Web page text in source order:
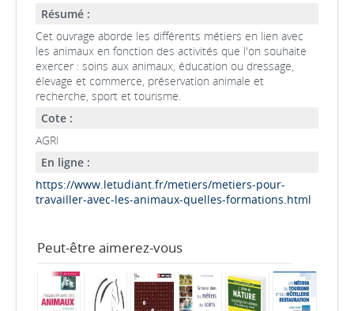
Résumé :
Cet ouvrage aborde les différents métiers en lien avec
les animaux en fonction des activités que l'on souhaite
exercer : soins aux animaux, éducation ou dressage,
élevage et commerce, préservation animale et
recherche, sport et tourisme.
Cote :
AGRI
En ligne :
https://www.letudiant.fr/metiers/metiers-pour-
travailler-avec-les-animaux-quelles-formations.html
Peut-être aimerez-vous